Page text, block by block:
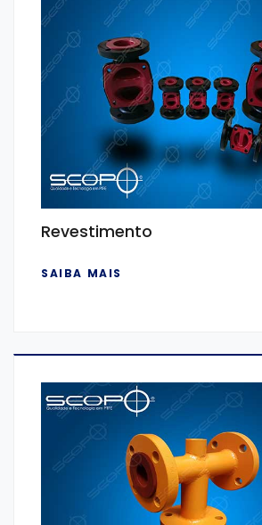
Revestimento
SAIBA MAIS